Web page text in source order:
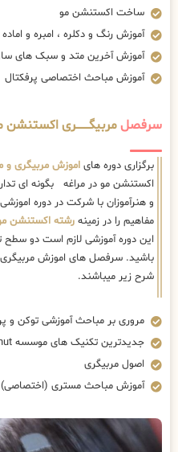
ساخت اکستنشن مو
آموزش رنگ و دکلره ، امبره و
آموزش آخرین متد و سبک های سال
آموزش مباحث اختصاصی پرفکتال
سرفصلمربیگــــــــری
برگزاری دوره های اموزش مربیگری
اکستنشن مو در مراغه بگونه ای
و هنرآموزان با شرکت در دوره
مفاهیم را در زمینه رشته اکستنشن
این دوره آموزشی لازم است دو سطح
باشید. سرفصل های اموزش
شرح زیر میباشند.
مروری بر مباحث آموزشی توکن و
جدیدترین تکنیک های موسسه hairminut در زمینه اکستنشن مو
اصول مربیگری
آموزش مباحث مستری (اختصاصی)